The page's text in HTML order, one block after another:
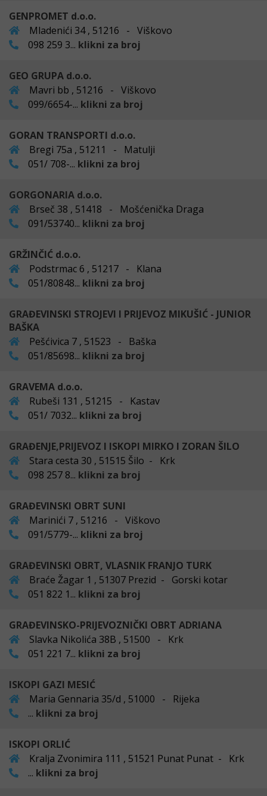
GENPROMET d.o.o.
Mladenići 34 , 51216 - Viškovo
098 259 3... klikni za broj
GEO GRUPA d.o.o.
Mavri bb , 51216 - Viškovo
099/6654-... klikni za broj
GORAN TRANSPORTI d.o.o.
Bregi 75a , 51211 - Matulji
051/ 708-... klikni za broj
GORGONARIA d.o.o.
Brseč 38 , 51418 - Mošćenička Draga
091/53740... klikni za broj
GRŽINČIĆ d.o.o.
Podstrmac 6 , 51217 - Klana
051/80848... klikni za broj
GRAĐEVINSKI STROJEVI I PRIJEVOZ MIKUŠIĆ - JUNIOR
BAŠKA
Pešćivica 7 , 51523 - Baška
051/85698... klikni za broj
GRAVEMA d.o.o.
Rubeši 131 , 51215 - Kastav
051/ 7032... klikni za broj
GRAĐENJE,PRIJEVOZ I ISKOPI MIRKO I ZORAN ŠILO
Stara cesta 30 , 51515 Šilo - Krk
098 257 8... klikni za broj
GRAĐEVINSKI OBRT SUNI
Marinići 7 , 51216 - Viškovo
091/5779-... klikni za broj
GRAĐEVINSKI OBRT, VLASNIK FRANJO TURK
Braće Žagar 1 , 51307 Prezid - Gorski kotar
051 822 1... klikni za broj
GRAĐEVINSKO-PRIJEVOZNIČKI OBRT ADRIANA
Slavka Nikolića 38B , 51500 - Krk
051 221 7... klikni za broj
ISKOPI GAZI MESIĆ
Maria Gennaria 35/d , 51000 - Rijeka
... klikni za broj
ISKOPI ORLIĆ
Kralja Zvonimira 111 , 51521 Punat Punat - Krk
... klikni za broj